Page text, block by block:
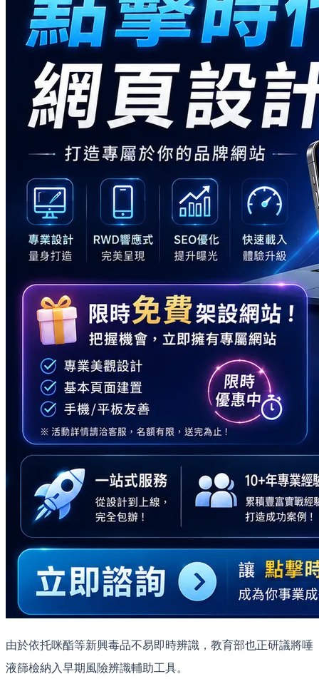
由於依托咪酯等新興毒品不易即時辨識，教育部也正研議將唾
液篩檢納入早期風險辨識輔助工具。